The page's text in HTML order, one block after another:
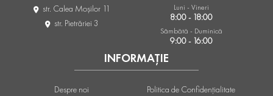
INFORMAȚIE
Despre noi
Politica de Confidențialitate
str. Calea Moşilor 11
str. Pietrăriei 3
Luni - Vineri
8:00 - 18:00
Sâmbătă - Duminică
9:00 - 16:00